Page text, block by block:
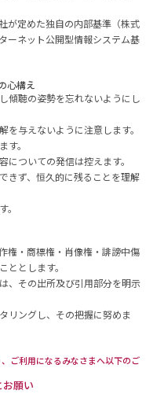
が定めた独自の内部基準（株式
ーネット公開型情報システム基
心構え
傾聴の姿勢を忘れないようにし
を与えないように注意します。
す。
についての発信は控えます。
きず、恒久的に残ることを理解
。
権・商標権・肖像権・誹謗中傷
ととします。
、その出所及び引用部分を明示
リングし、その把握に努めま
ご利用になるみなさまへ以下のご
願い